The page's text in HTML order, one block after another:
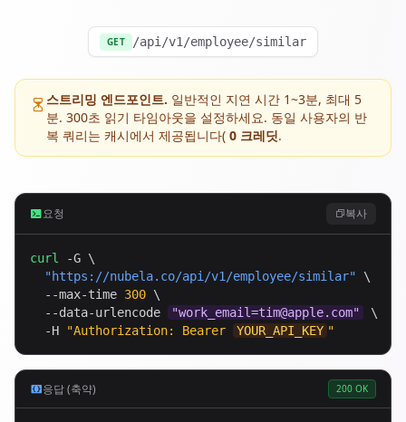
GET /api/v1/employee/similar
스트리밍 엔드포인트. 일반적인 지연 시간 1~3분, 최대 5
분. 300초 읽기 타임아웃을 설정하세요. 동일 사용자의 반
복 쿼리는 캐시에서 제공됩니다( 0 크레딧.
요청 복사
curl
-G \
"https://nubela.co/api/v1/employee/similar" \
  --max-time
300 \
  --data-urlencode
"work_email=tim@apple.com"
\
  -H
"Authorization: Bearer YOUR_API_KEY "
응답 (축약) 200 OK